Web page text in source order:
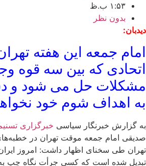
۱:۵۳ ب.ظ
بدون نظر
دیدبان:
امام جمعه این هفته
اتحادی که بین سه قوه
مشکلات حل می‌ شود و
به اهداف شوم خود
به گزارش خبرنگار سیاسی خبرگزاری
صدیقی امام جمعه موقت تهران در
تهران طی سخنای اظهار داشت: امروز
تبدیل شده است که کسی جرأت نگاه چپ به